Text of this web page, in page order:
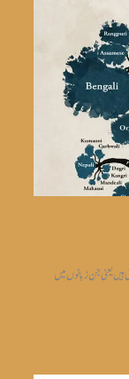
رکھتی ہیں یعنی جن زبانوں میں